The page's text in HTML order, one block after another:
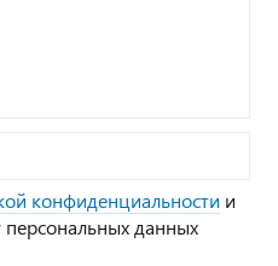
конфиденциальности и
персональных данных